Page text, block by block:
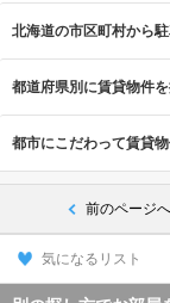
北海道の市区町村から
都道府県別に賃貸物件
都市にこだわって賃貸
前のページ
気になるリスト